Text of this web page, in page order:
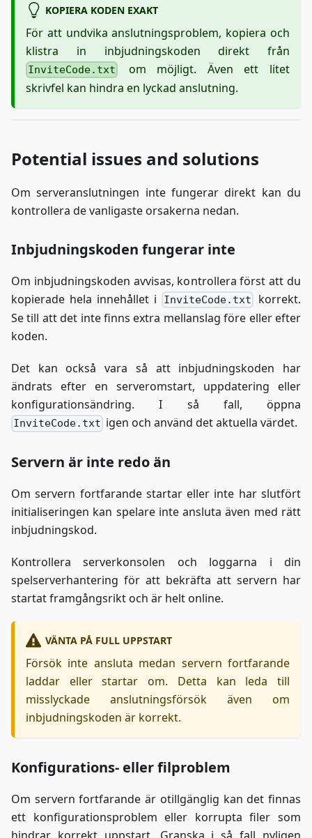
KOPIERA KODEN EXAKT
För att undvika anslutningsproblem, kopiera och
klistra in inbjudningskoden direkt från
InviteCode.txt
om möjligt. Även ett litet
skrivfel kan hindra en lyckad anslutning.
Potential issues and solutions
Om serveranslutningen inte fungerar direkt kan du
kontrollera de vanligaste orsakerna nedan.
Inbjudningskoden fungerar inte
Om inbjudningskoden avvisas, kontrollera först att du
kopierade hela innehållet i
InviteCode.txt
korrekt.
Se till att det inte finns extra mellanslag före eller efter
koden.
Det kan också vara så att inbjudningskoden har
ändrats efter en serveromstart, uppdatering eller
konfigurationsändring. I så fall, öppna
InviteCode.txt igen och använd det aktuella värdet.
Servern är inte redo än
Om servern fortfarande startar eller inte har slutfört
initialiseringen kan spelare inte ansluta även med rätt
inbjudningskod.
Kontrollera serverkonsolen och loggarna i din
spelserverhantering för att bekräfta att servern har
startat framgångsrikt och är helt online.
VÄNTA PÅ FULL UPPSTART
Försök inte ansluta medan servern fortfarande
laddar eller startar om. Detta kan leda till
misslyckade anslutningsförsök även om
inbjudningskoden är korrekt.
Konfigurations- eller filproblem
Om servern fortfarande är otillgänglig kan det finnas
ett konfigurationsproblem eller korrupta filer som
hindrar korrekt uppstart. Granska i så fall nyligen